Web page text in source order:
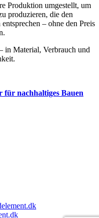
Produktion umgestellt, um
produzieren, die den
– ohne den Preis
in Material, Verbrauch und
für nachhaltiges Bauen